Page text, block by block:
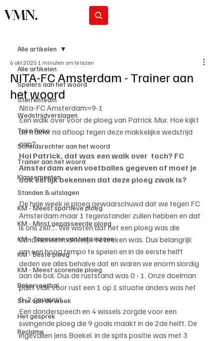
VMN.
Alle artikelen
Spelers aan het woord
Sterrenteam
Wedstrijdverslagen
Toko Roko
Scheidsrechter aan het woord
Trainer aan het woord
Klassementen
Standen & uitslagen
KM - Meest sportieve ploeg
KM - Minst gepasseerde ploeg
KM - Topscorer van het seizoen
KM - Beste ploeg
KM - Meest scorende ploeg
Bekervoetbal
Ster van de week
Het gesprek
Reclame
Alle artikelen
NITA-FC Amsterdam - Trainer aan
het woord
6 okt 2025 1 minuten om te lezen
Nita-FC Amsterdam=9-1
Een walk over voor de ploeg van Patrick Mur. Hoe kijkt
de trainer na afloop tegen deze makkelijke wedstrijd
aan?
Hoi Patrick, dat was een walk over  toch? FC
Amsterdam even voetballes gegeven of moet je
ook eerlijk bekennen dat deze ploeg zwak is?
De hele week je ploeg gewaarschuwd dat we tegen FC
Amsterdam maar 1 tegenstander zullen hebben en dat
is ons zelf.... We wisten dat het een ploeg was die
conditioneel makkelijk  te breken was. Dus belangrijk
om een hoog tempo te spelen en in de eerste helft
deden we alles behalve dat en waren we enorm slordig
aan de bal. Dus de ruststand was 0 - 1. Onze doelman
pakt vlak voor rust een 1 op 1 situatie anders was het
0- 2 geweest.
Een donderspeech en 4 wissels zorgde voor een
swingende ploeg die 9 goals maakt in de 2de helft. De
ingevallen Jens Boekel  in de spits positie was met 3